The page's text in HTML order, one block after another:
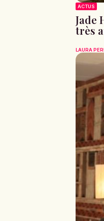
ACTUS
Jade
très
LAURA